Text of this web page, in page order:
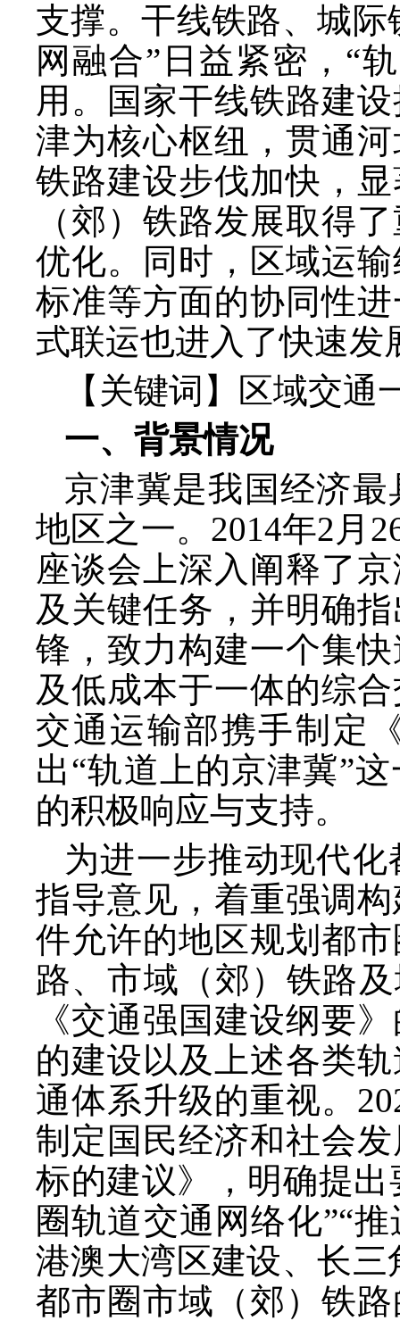
支撑。干线铁路、城
网融合”日益紧密，“
用。国家干线铁路建
津为核心枢纽，贯通
铁路建设步伐加快，
（郊）铁路发展取得
优化。同时，区域运
标准等方面的协同性
式联运也进入了快速发
【关键词】区域交通
一、背景情况
京津冀是我国经济
地区之一。 2014年2月
座谈会上深入阐释了
及关键任务，并明确
锋，致力构建一个集
及低成本于一体的综
交通运输部携手制定
出“轨道上的京津冀”
的积极响应与支持。
为进一步推动现代
指导意见，着重强调
件允许的地区规划都
路、市域（郊）铁路
《交通强国建设纲要
的建设以及上述各类
通体系升级的重视。
制定国民经济和社会
标的建议》，明确提
圈轨道交通网络化”“
港澳大湾区建设、长
都市圈市域（郊）铁